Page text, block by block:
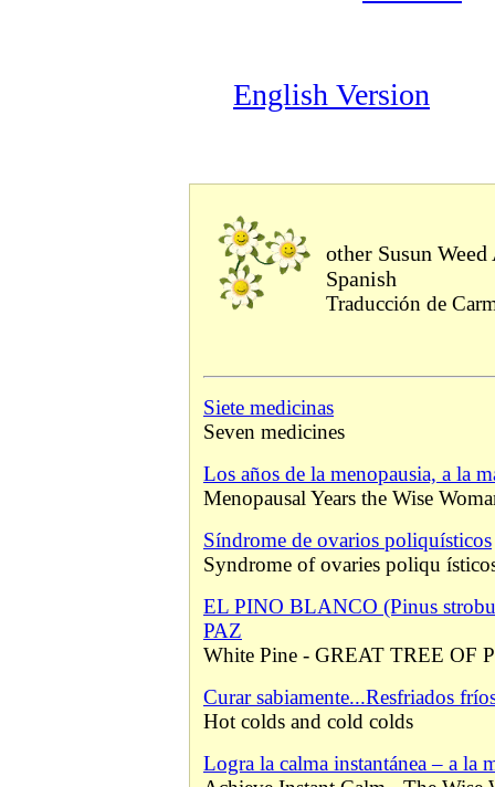
English Version
other Susun
Spanish
Traducción de
Siete medicinas
Seven medicines
Los años de la menopausia, a la
Menopausal Years the Wise
Síndrome de ovarios poliquísticos
Syndrome of ovaries poliqu
EL PINO BLANCO (Pinus
PAZ
White Pine - GREAT TREE OF
Curar sabiamente...Resfriados
Hot colds and cold colds
Logra la calma instantánea – a la